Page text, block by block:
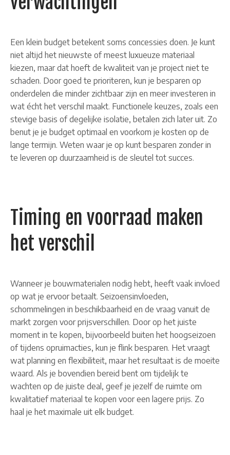
Een klein budget betekent soms concessies doen. Je kunt
niet altijd het nieuwste of meest luxueuze materiaal
kiezen, maar dat hoeft de kwaliteit van je project niet te
schaden. Door goed te prioriteren, kun je besparen op
onderdelen die minder zichtbaar zijn en meer investeren in
wat écht het verschil maakt. Functionele keuzes, zoals een
stevige basis of degelijke isolatie, betalen zich later uit. Zo
benut je je budget optimaal en voorkom je kosten op de
lange termijn. Weten waar je op kunt besparen zonder in
te leveren op duurzaamheid is de sleutel tot succes.
Timing en voorraad maken
het verschil
Wanneer je bouwmaterialen nodig hebt, heeft vaak invloed
op wat je ervoor betaalt. Seizoensinvloeden,
schommelingen in beschikbaarheid en de vraag vanuit de
markt zorgen voor prijsverschillen. Door op het juiste
moment in te kopen, bijvoorbeeld buiten het hoogseizoen
of tijdens opruimacties, kun je flink besparen. Het vraagt
wat planning en flexibiliteit, maar het resultaat is de moeite
waard. Als je bovendien bereid bent om tijdelijk te
wachten op de juiste deal, geef je jezelf de ruimte om
kwalitatief materiaal te kopen voor een lagere prijs. Zo
haal je het maximale uit elk budget.